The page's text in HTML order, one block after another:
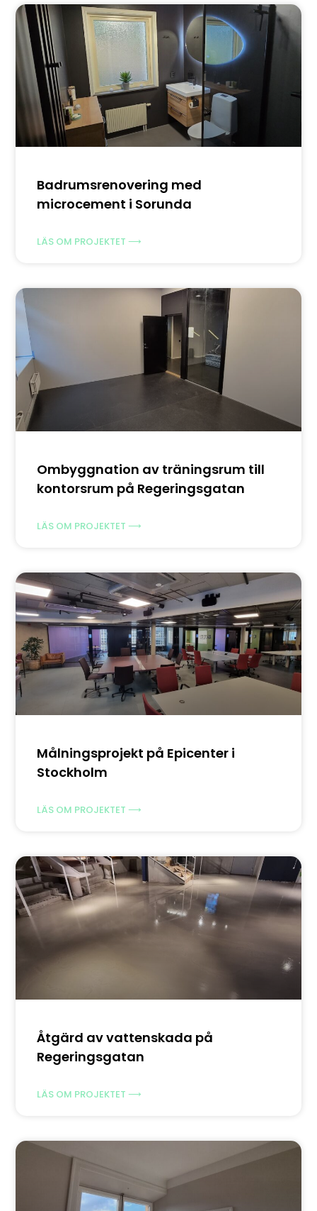
Badrumsrenovering med
microcement i Sorunda
LÄS OM PROJEKTET ⟶
Ombyggnation av träningsrum till
kontorsrum på Regeringsgatan
LÄS OM PROJEKTET ⟶
Målningsprojekt på Epicenter i
Stockholm
LÄS OM PROJEKTET ⟶
Åtgärd av vattenskada på
Regeringsgatan
LÄS OM PROJEKTET ⟶